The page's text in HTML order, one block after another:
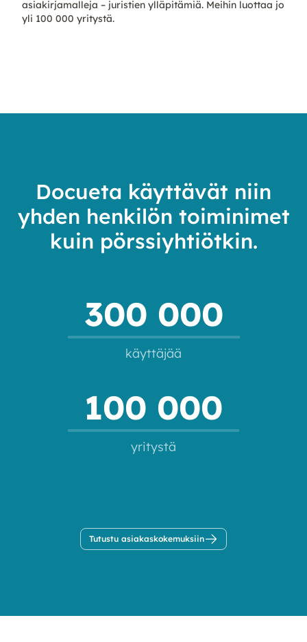
asiakirjamalleja – juristien ylläpitämiä. Meihin luottaa jo
yli 100 000 yritystä.
Docueta käyttävät niin
yhden henkilön toiminimet
kuin pörssiyhtiötkin.
300 000
käyttäjää
100 000
yritystä
Tutustu asiakaskokemuksiin